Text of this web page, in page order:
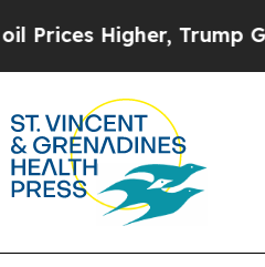
Higher, Trump Gave